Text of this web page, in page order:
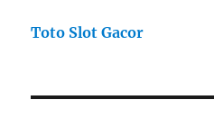
Toto Slot Gacor